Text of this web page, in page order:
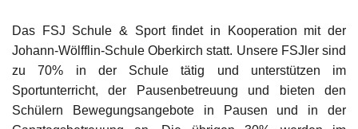
Das FSJ Schule & Sport findet in Kooperation mit der
Johann-Wölfflin-Schule Oberkirch statt. Unsere FSJler sind
zu 70% in der Schule tätig und unterstützen im
Sportunterricht, der Pausenbetreuung und bieten den
Schülern Bewegungsangebote in Pausen und in der